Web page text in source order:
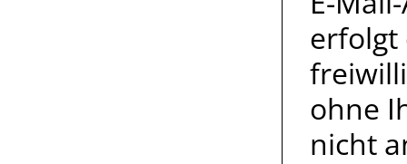
erfolgt
ohne
nicht